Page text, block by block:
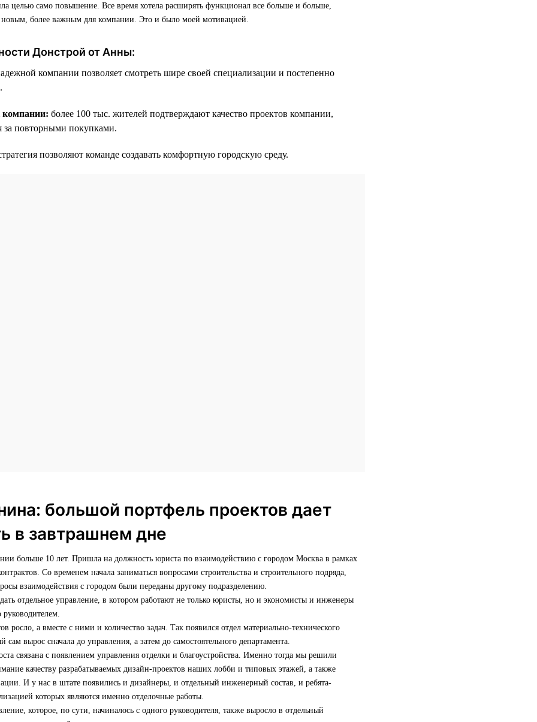
целью само повышение. Все время хотела расширять функционал все больше и больше,
новым, более важным для компании. Это и было моей мотивацией.
Донстрой от Анны:
компании позволяет смотреть шире своей специализации и постепенно
компании: более 100 тыс. жителей подтверждают качество проектов компании,
за повторными покупками.
позволяют команде создавать комфортную городскую среду.
большой портфель проектов дает
в завтрашнем дне
больше 10 лет. Пришла на должность юриста по взаимодействию с городом Москва в рамках
Со временем начала заниматься вопросами строительства и строительного подряда,
взаимодействия с городом были переданы другому подразделению.
отдельное управление, в котором работают не только юристы, но и экономисты и инженеры
росло, а вместе с ними и количество задач. Так появился отдел материально-технического
сам вырос сначала до управления, а затем до самостоятельного департамента.
связана с появлением управления отделки и благоустройства. Именно тогда мы решили
качеству разрабатываемых дизайн-проектов наших лобби и типовых этажей, а также
И у нас в штате появились и дизайнеры, и отдельный инженерный состав, и ребята-
которых являются именно отделочные работы.
которое, по сути, начиналось с одного руководителя, также выросло в отдельный